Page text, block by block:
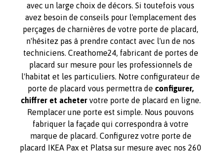
avec un large choix de décors. Si toutefois vous
avez besoin de conseils pour l'emplacement des
perçages de charnières de votre porte de placard,
n'hésitez pas à prendre contact avec l'un de nos
techniciens. Creathome24, fabricant de portes de
placard sur mesure pour les professionnels de
l'habitat et les particuliers. Notre configurateur de
porte de placard vous permettra de configurer,
chiffrer et achetervotre porte de placard en ligne.
Remplacer une porte est simple. Nous pouvons
fabriquer la façade qui correspondra à votre
marque de placard. Configurez votre porte de
placard IKEA Pax et Platsa sur mesure avec nos 260